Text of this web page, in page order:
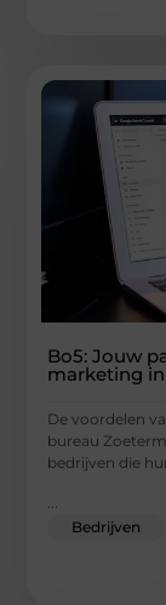
Bo5: Jouw
marketing
De voordelen
bureau
bedrijven die
Bedrijven